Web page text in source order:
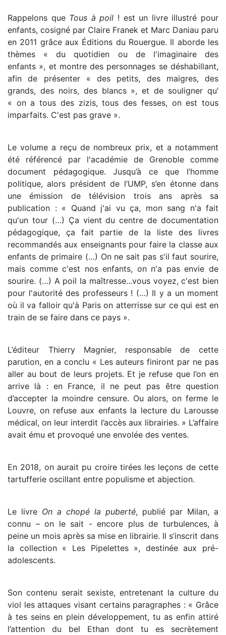
Rappelons que Tous à poil ! est un livre illustré pour
enfants, cosigné par Claire Franek et Marc Daniau paru
en 2011 grâce aux Éditions du Rouergue. Il aborde les
thèmes « du quotidien ou de l'imaginaire des
enfants », et montre des personnages se déshabillant,
afin de présenter « des petits, des maigres, des
grands, des noirs, des blancs », et de souligner qu’
« on a tous des zizis, tous des fesses, on est tous
imparfaits. C'est pas grave ».
Le volume a reçu de nombreux prix, et a notamment
été référencé par l'académie de Grenoble comme
document pédagogique. Jusqu’à ce que l’homme
politique, alors président de l’UMP, s’en étonne dans
une émission de télévision trois ans après sa
publication : « Quand j'ai vu ça, mon sang n'a fait
qu'un tour (…) Ça vient du centre de documentation
pédagogique, ça fait partie de la liste des livres
recommandés aux enseignants pour faire la classe aux
enfants de primaire (…) On ne sait pas s'il faut sourire,
mais comme c'est nos enfants, on n'a pas envie de
sourire. (…) A poil la maîtresse...vous voyez, c'est bien
pour l'autorité des professeurs ! (…) Il y a un moment
où il va falloir qu'à Paris on atterrisse sur ce qui est en
train de se faire dans ce pays ».
L’éditeur Thierry Magnier, responsable de cette
parution, en a conclu « Les auteurs finiront par ne pas
aller au bout de leurs projets. Et je refuse que l’on en
arrive là : en France, il ne peut pas être question
d’accepter la moindre censure. Ou alors, on ferme le
Louvre, on refuse aux enfants la lecture du Larousse
médical, on leur interdit l’accès aux librairies. » L’affaire
avait ému et provoqué une envolée des ventes.
En 2018, on aurait pu croire tirées les leçons de cette
tartufferie oscillant entre populisme et abjection.
Le livre On a chopé la puberté, publié par Milan, a
connu – on le sait - encore plus de turbulences, à
peine un mois après sa mise en librairie. Il s’inscrit dans
la collection « Les Pipelettes », destinée aux pré-
adolescents.
Son contenu serait sexiste, entretenant la culture du
viol les attaques visant certains paragraphes : « Grâce
à tes seins en plein développement, tu as enfin attiré
l’attention du bel Ethan dont tu es secrètement